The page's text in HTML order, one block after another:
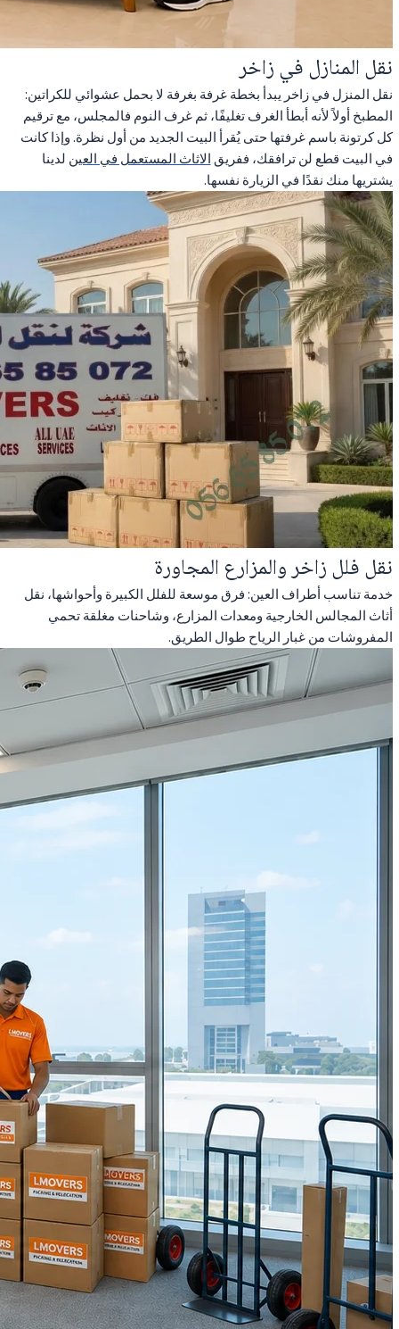
نقل المنازل في زاخر
نقل المنزل في زاخر يبدأ بخطة غرفة بغرفة لا بحمل عشوائي للكراتين:
المطبخ أولاً لأنه أبطأ الغرف تغليفًا، ثم غرف النوم فالمجلس، مع ترقيم
كل كرتونة باسم غرفتها حتى يُقرأ البيت الجديد من أول نظرة. وإذا كانت
في البيت قطع لن ترافقك، ففريق الاثاث المستعمل في العين لدينا
يشتريها منك نقدًا في الزيارة نفسها.
نقل فلل زاخر والمزارع المجاورة
خدمة تناسب أطراف العين: فرق موسعة للفلل الكبيرة وأحواشها، نقل
أثاث المجالس الخارجية ومعدات المزارع، وشاحنات مغلقة تحمي
المفروشات من غبار الرياح طوال الطريق.